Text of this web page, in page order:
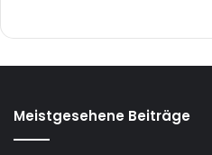
Meistgesehene Beiträge